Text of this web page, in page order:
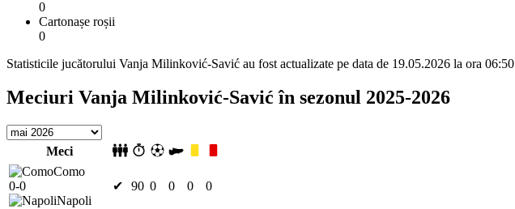
0
Cartonașe roșii
0
Statisticile jucătorului Vanja Milinković-Savić au fost actualizate pe data de 19.05.2026 la ora 06:50
Meciuri Vanja Milinković-Savić în sezonul 2025-2026
Meci
Como
0-0
Napoli
✔ 90 0 0 0 0